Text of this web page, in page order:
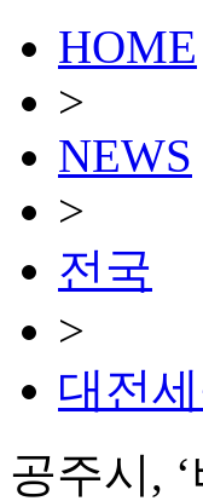
HOME
>
NEWS
>
전국
>
대전
공주시,